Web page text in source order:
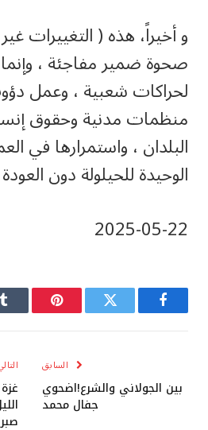
و أخيراً، هذه ( التغييرات
صحوة ضمير مفاجئة ، وإنما
لحراكات شعبية ، وعمل
منظمات مدنية وحقوق
البلدان ، واستمرارها في
الوحيدة للحيلولة دون العودة
‎2025-‎05-‎22
فيسبوك تويتر بينتيريست
السابق
بين الجولاني والشرع!اضحوي
جفال محمد